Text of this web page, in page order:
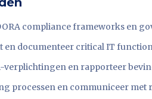
compliance frameworks en
en documenteer critical IT
verplichtingen en rapporteer
processen en communiceer met